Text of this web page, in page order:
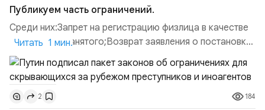
Публикуем часть ограничений.
Среди них:Запрет на регистрацию физлица в качестве
ИП или самозанятого;Возврат заявления о постановке
недвижимости на кадастровый учет;Ограничение
водительских прав;Запрет регистрации транспортных
средств и на заключение сделок по
доверенности;Отказ в заключении кредитного
Читать 1 мин.
2 184